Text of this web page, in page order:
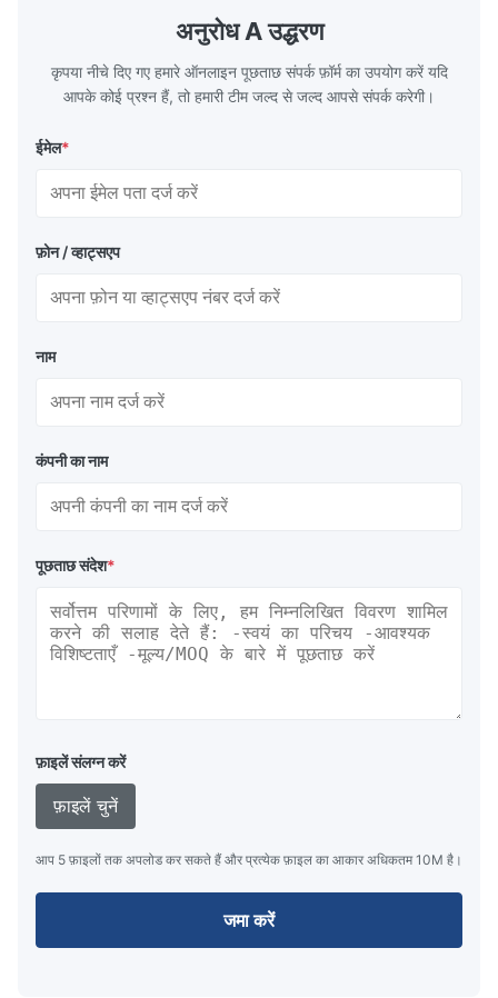
the basic component of boiler water
circulation loop.Because of both cooling
अनुरोध A उद्धरण
कृपया नीचे दिए गए हमारे ऑनलाइन पूछताछ संपर्क फ़ॉर्म का उपयोग करें यदि
आपके कोई प्रश्न हैं, तो हमारी टीम जल्द से जल्द आपसे संपर्क करेगी।
ईमेल*
फ़ोन / व्हाट्सएप
नाम
कंपनी का नाम
पूछताछ संदेश*
फ़ाइलें संलग्न करें
फ़ाइलें चुनें
आप 5 फ़ाइलों तक अपलोड कर सकते हैं और प्रत्येक फ़ाइल का आकार अधिकतम 10M है।
जमा करें